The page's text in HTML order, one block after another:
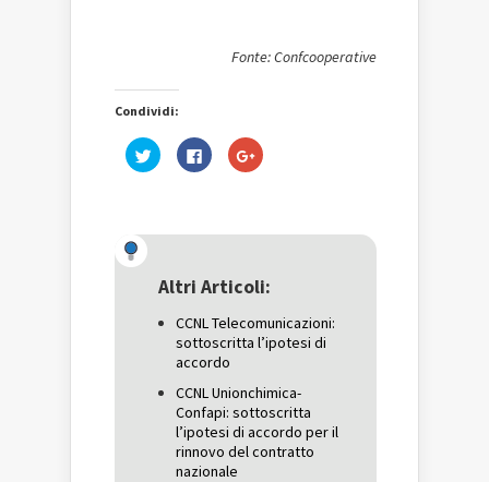
Fonte: Confcooperative
Condividi:
Fai
clic
una
nuova
Fai
clic
nuova
finestra)
Fai
clic
una
nuova
Altri Articoli:
CCNL Telecomunicazioni:
sottoscritta l’ipotesi di
accordo
CCNL Unionchimica-
Confapi: sottoscritta
l’ipotesi di accordo per il
rinnovo del contratto
nazionale